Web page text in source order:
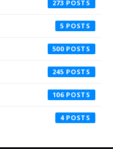
273
5
500
245
106
4